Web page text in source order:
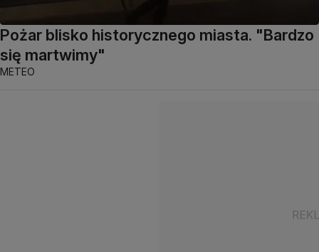
Pożar blisko historycznego miasta. "Bardzo
się martwimy"
METEO